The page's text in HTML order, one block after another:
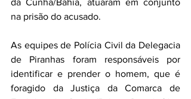
da Cunha/Bahia, atuaram em conjunto
na prisão do acusado.
As equipes de Polícia Civil da Delegacia
de Piranhas foram responsáveis por
identificar e prender o homem, que é
foragido da Justiça da Comarca de